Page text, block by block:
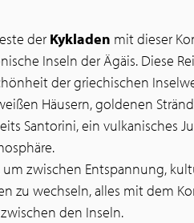
der Kykladen mit dieser
Inseln der Ägäis. Diese
der griechischen
Häusern, goldenen
Santorini, ein vulkanisches
zwischen Entspannung,
zu wechseln, alles mit dem
den Inseln.